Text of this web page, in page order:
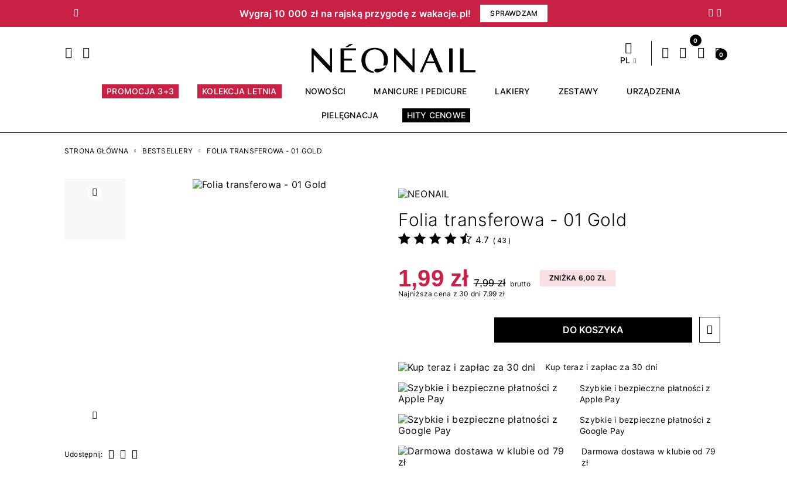
Wygraj 10 000 zł na rajską przygodę z wakacje.pl!​ SPRAWDZAM
Poprzedni Następny
PL
0
0
PROMOCJA 3+3 KOLEKCJA LETNIA NOWOŚCI MANICURE I PEDICURE LAKIERY ZESTAWY URZĄDZENIA
PIELĘGNACJA HITY CENOWE
STRONA GŁÓWNA BESTSELLERY FOLIA TRANSFEROWA - 01 GOLD
Poprzedni
Następny
Udostępnij:
Folia transferowa - 01 Gold
4.7 ( 43 )
1,99 zł 7,99 zł brutto
ZNIŻKA 6,00 ZŁ
Najniższa cena z 30 dni 7.99 zł
DO KOSZYKA
Kup teraz i zapłac za 30 dni
Szybkie i bezpieczne płatności z
Apple Pay
Szybkie i bezpieczne płatności z
Google Pay
Darmowa dostawa w klubie od 79
zł